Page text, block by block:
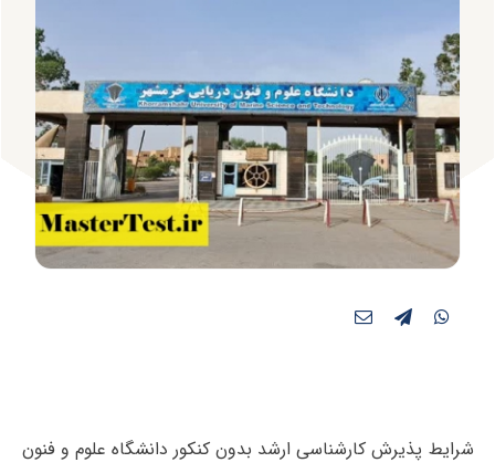
شرایط پذیرش کارشناسی ارشد بدون کنکور دانشگاه علوم و فنون